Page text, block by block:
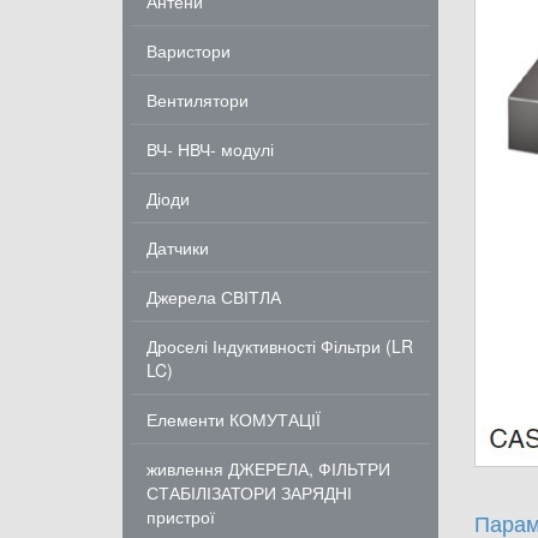
Варистори
Вентилятори
ВЧ- НВЧ- модулі
Діоди
Датчики
Джерела СВІТЛА
Дроселі Індуктивності Фільтри (LR
LC)
Елементи КОМУТАЦІЇ
живлення ДЖЕРЕЛА, ФІЛЬТРИ
СТАБІЛІЗАТОРИ ЗАРЯДНІ
пристрої